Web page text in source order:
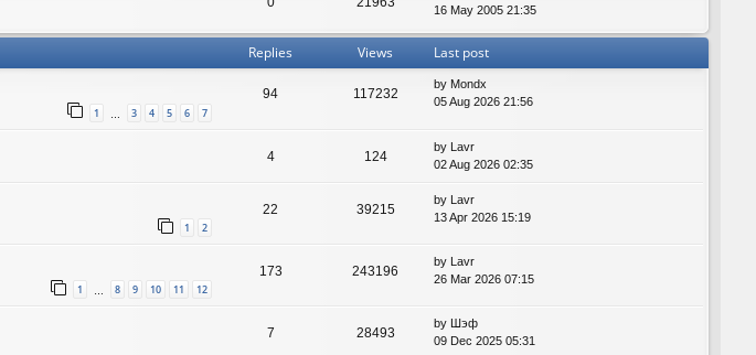
16 May 2005 21:35
Replies Views Last post
1 3 4 5 6 7
94 117232
by Mondx
05 Aug 2026 21:56
4 124
by Lavr
02 Aug 2026 02:35
1 2
22 39215
by Lavr
13 Apr 2026 15:19
1 8 9 10 11 12
173 243196
by Lavr
26 Mar 2026 07:15
7 28493
by Шэф
09 Dec 2025 05:31